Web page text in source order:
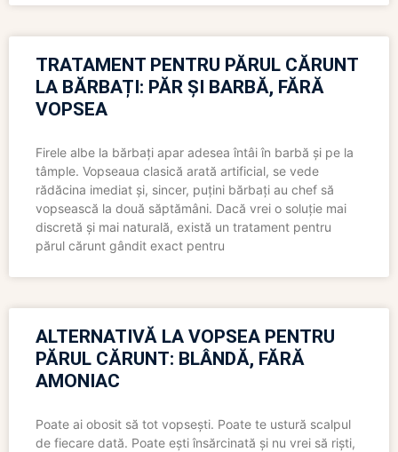
TRATAMENT PENTRU PĂRUL CĂRUNT
LA BĂRBAȚI: PĂR ȘI BARBĂ, FĂRĂ
VOPSEA
Firele albe la bărbați apar adesea întâi în barbă și pe la
tâmple. Vopseaua clasică arată artificial, se vede
rădăcina imediat și, sincer, puțini bărbați au chef să
vopsească la două săptămâni. Dacă vrei o soluție mai
discretă și mai naturală, există un tratament pentru
părul cărunt gândit exact pentru
ALTERNATIVĂ LA VOPSEA PENTRU
PĂRUL CĂRUNT: BLÂNDĂ, FĂRĂ
AMONIAC
Poate ai obosit să tot vopsești. Poate te ustură scalpul
de fiecare dată. Poate ești însărcinată și nu vrei să riști,